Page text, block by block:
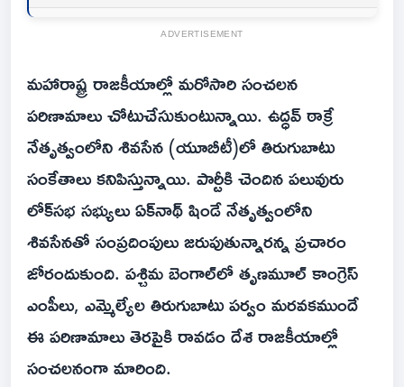
ADVERTISEMENT
మహారాష్ట్ర రాజకీయాల్లో మరోసారి సంచలన
పరిణామాలు చోటుచేసుకుంటున్నాయి. ఉద్ధవ్‌ ఠాక్రే
నేతృత్వంలోని శివసేన (యూబీటీ)లో తిరుగుబాటు
సంకేతాలు కనిపిస్తున్నాయి. పార్టీకి చెందిన పలువురు
లోక్‌సభ సభ్యులు ఏక్‌నాథ్‌ షిండే నేతృత్వంలోని
శివసేనతో సంప్రదింపులు జరుపుతున్నారన్న ప్రచారం
జోరందుకుంది. పశ్చిమ బెంగాల్‌లో తృణమూల్‌ కాంగ్రెస్‌
ఎంపీలు, ఎమ్మెల్యేల తిరుగుబాటు పర్వం మరవకముందే
ఈ పరిణామాలు తెరపైకి రావడం దేశ రాజకీయాల్లో
సంచలనంగా మారింది.